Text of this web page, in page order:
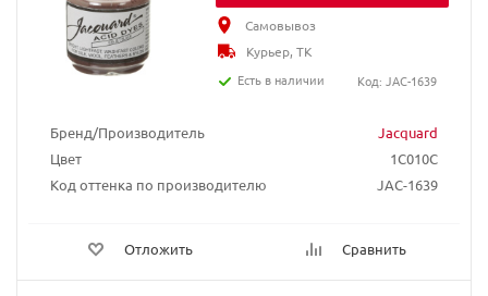
Бренд/Производитель
Jacquard
Цвет
1C010C
Код оттенка по производителю
JAC-1639
Отложить Сравнить
Самовывоз
Курьер, ТК
Есть в наличии
Код: JAC-1639